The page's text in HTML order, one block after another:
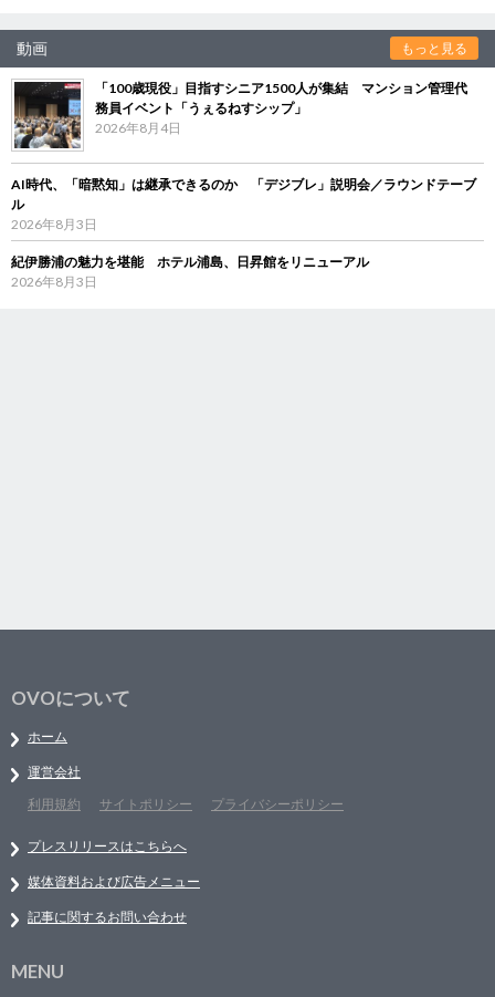
動画 もっと見る
「100歳現役」目指すシニア1500人が集結 マンション管理代
務員イベント「うぇるねすシップ」
2026年8月4日
AI時代、「暗黙知」は継承できるのか 「デジブレ」説明会／ラウンドテーブ
ル
2026年8月3日
紀伊勝浦の魅力を堪能 ホテル浦島、日昇館をリニューアル
2026年8月3日
OVOについて
ホーム
運営会社
利用規約
サイトポリシー プライバシーポリシー
プレスリリースはこちらへ
媒体資料および広告メニュー
記事に関するお問い合わせ
MENU